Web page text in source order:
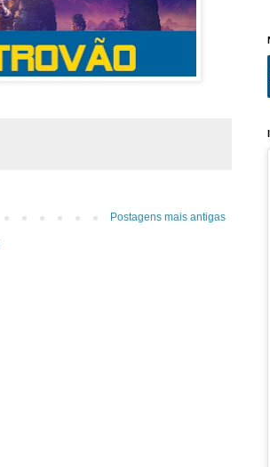
Postagens mais antigas